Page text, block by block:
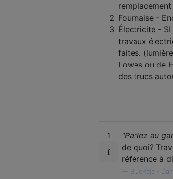
Fournaise -
Électricité -
travaux
faites.
Lowes ou de
des trucs
1 "Parlez au
de quoi?
référence à
BlueRaja -